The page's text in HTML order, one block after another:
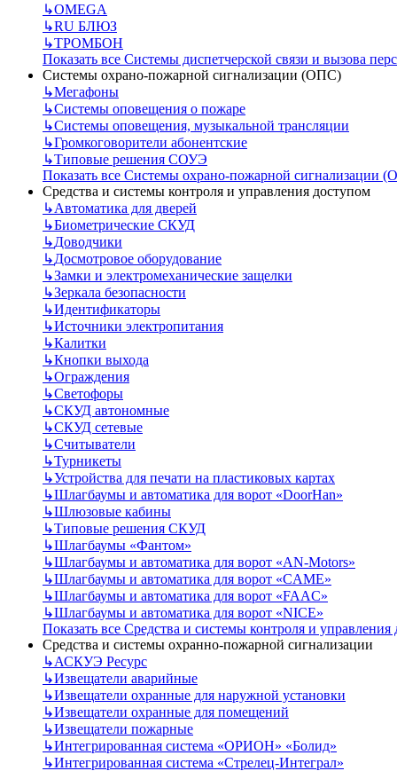
↳OMEGA
↳RU БЛЮЗ
↳ТРОМБОН
Показать все Системы диспетчерской связи и вызова
Системы охрано-пожарной сигнализации (ОПС)
↳Мегафоны
↳Системы оповещения о пожаре
↳Системы оповещения, музыкальной трансляции
↳Громкоговорители абонентские
↳Типовые решения СОУЭ
Показать все Системы охрано-пожарной сигнализации
Средства и системы контроля и управления доступом
↳Автоматика для дверей
↳Биометрические СКУД
↳Доводчики
↳Досмотровое оборудование
↳Замки и электромеханические защелки
↳Зеркала безопасности
↳Идентификаторы
↳Источники электропитания
↳Калитки
↳Кнопки выхода
↳Ограждения
↳Светофоры
↳СКУД автономные
↳СКУД сетевые
↳Считыватели
↳Турникеты
↳Устройства для печати на пластиковых картах
↳Шлагбаумы и автоматика для ворот «DoorHan»
↳Шлюзовые кабины
↳Типовые решения СКУД
↳Шлагбаумы «Фантом»
↳Шлагбаумы и автоматика для ворот «AN-Motors»
↳Шлагбаумы и автоматика для ворот «CAME»
↳Шлагбаумы и автоматика для ворот «FAAC»
↳Шлагбаумы и автоматика для ворот «NICE»
Показать все Средства и системы контроля и управления
Средства и системы охранно-пожарной сигнализации
↳АСКУЭ Ресурс
↳Извещатели аварийные
↳Извещатели охранные для наружной установки
↳Извещатели охранные для помещений
↳Извещатели пожарные
↳Интегрированная система «ОРИОН» «Болид»
↳Интегрированная система «Стрелец-Интеграл»